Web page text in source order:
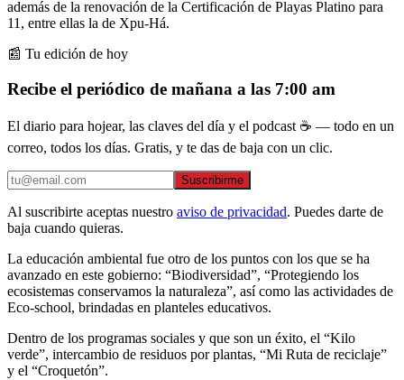
además de la renovación de la Certificación de Playas Platino para
11, entre ellas la de Xpu-Há.
📰 Tu edición de hoy
Recibe el periódico de mañana a las 7:00 am
El diario para hojear, las claves del día y el podcast ☕ — todo en un
correo, todos los días. Gratis, y te das de baja con un clic.
Suscribirme
Al suscribirte aceptas nuestro aviso de privacidad. Puedes darte de
baja cuando quieras.
La educación ambiental fue otro de los puntos con los que se ha
avanzado en este gobierno: “Biodiversidad”, “Protegiendo los
ecosistemas conservamos la naturaleza”, así como las actividades de
Eco-school, brindadas en planteles educativos.
Dentro de los programas sociales y que son un éxito, el “Kilo
verde”, intercambio de residuos por plantas, “Mi Ruta de reciclaje”
y el “Croquetón”.